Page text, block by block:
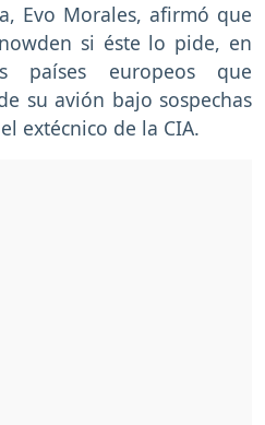
Evo Morales, afirmó que
si éste lo pide, en
países europeos que
su avión bajo sospechas
extécnico de la CIA.